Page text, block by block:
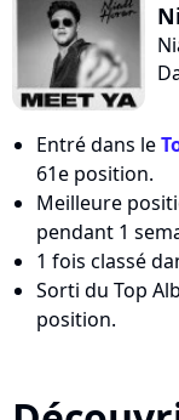
Entré dans le
61e position.
Meilleure
pendant 1
1 fois classé
Sorti du Top
position.